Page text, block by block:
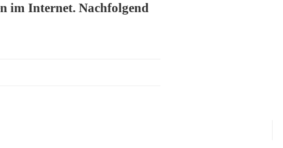
im Internet. Nachfolgend